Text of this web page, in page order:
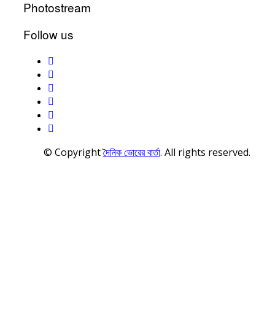
Photostream
Follow us
© Copyrightদৈনিক ভোরের বার্তা. All rights reserved.